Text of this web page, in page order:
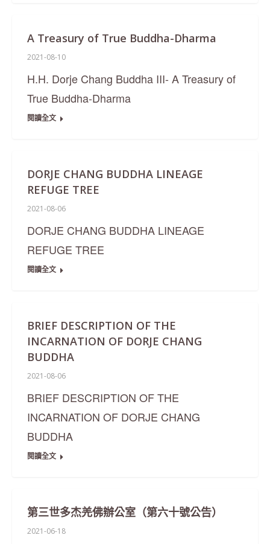
A Treasury of True Buddha-Dharma
2021-08-10
H.H. Dorje Chang Buddha III- A Treasury of
True Buddha-Dharma
閱讀全文
DORJE CHANG BUDDHA LINEAGE
REFUGE TREE
2021-08-06
DORJE CHANG BUDDHA LINEAGE
REFUGE TREE
閱讀全文
BRIEF DESCRIPTION OF THE
INCARNATION OF DORJE CHANG
BUDDHA
2021-08-06
BRIEF DESCRIPTION OF THE
INCARNATION OF DORJE CHANG
BUDDHA
閱讀全文
第三世多杰羌佛辦公室（第六十號公告）
2021-06-18